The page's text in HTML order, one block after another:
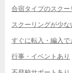
合宿タイプのスクー
スクーリングが少な
すぐに転入・編入で
行事・イベントあり